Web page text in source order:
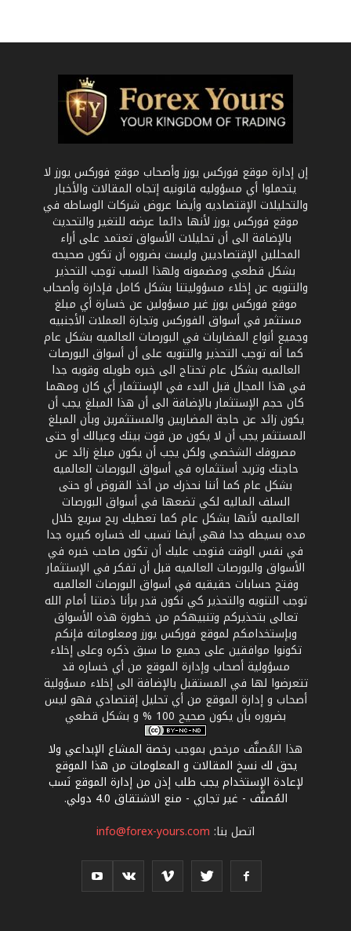
إن إدارة موقع فوركس يورز وأصحاب موقع فوركس يورز لا
يتحملوا أي مسؤوليه قانونيه إتجاه المقالات والأخبار
والتحليلات الإقتصاديه وأيضا عروض شركات الوساطه في
موقع فوركس يورز لأنها دائما عرضه للتغير والتحديث
بالإضافة الى أن تحليلات الأسواق تعتمد على أراء
المحللين الإقتصاديين وليست بضروره أن تكون صحيحه
بشكل قطعي ومضمونه ولهذا السبب توجب التحذير
والتنويه عن إخلاء مسؤوليتنا بشكل كامل فإدارة وأصحاب
موقع فوركس يورز غير مسؤولين عن خسارة أي مبلغ
مستثمر في أسواق الفوركس وتجارة العملات الأجنبيه
وجميع أنواع المضاربات في البورصات العالميه بشكل عام
كما أنه توجب التحذير والتنويه على أن أسواق البورصات
العالميه بشكل عام تحتاج الى خبره طويله وقويه جدا
في هذا المجال قبل البدء في الإستثمار أي كان ومهما
كان حجم الإستثمار بالإضافة الى أن هذا المبلغ يجب أن
يكون زائد عن حاجة المضاربين والمستثمرين وبأن المبلغ
المستثمر يجب أن لا يكون من قوت بيتك وعيالك أو حتى
مصروفك الشخصي ولكن يجب أن يكون مبلغ زائد عن
حاجتك وتريد أستثماره في أسواق البورصات العالميه
بشكل عام كما أننا نحذرك من أخذ القروض أو حتى
السلف الماليه لكي تضعها في أسواق البورصات
العالميه لأنها بشكل عام كما تعطيك ربح سريع خلال
مده بسيطه جدا فهي أيضا تسبب لك خساره كبيره جدا
في نفس الوقت فتوجب عليك أن تكون صاحب خبره في
الأسواق والبورصات العالميه قبل أن تفكر في الإستثمار
وفتح حسابات حقيقيه في أسواق البورصات العالميه
توجب التنويه والتحذير كي نكون قدر برأنا ذمتنا أمام الله
تعالى بتحذيركم وتنبيهكم من خطورة هذه الأسواق
وبإستخدامكم لموقع فوركس يورز ومعلوماته فإنكم
تكونوا موافقين على جميع ما سبق ذكره وعلى إخلاء
مسؤولية أصحاب وإدارة الموقع من أي خساره قد
تتعرضوا لها في المستقبل بالإضافة الى إخلاء مسؤولية
أصحاب و إدارة الموقع من أي تحليل إقتصادي فهو ليس
بضروره بأن يكون صحيح 100 % و بشكل قطعي
هذا المُصنَّف مرخص بموجب رخصة المشاع الإبداعي ولا
يحق لك نسخ المقالات و المعلومات من هذا الموقع
لإعادة الإستخدام يجب طلب إذن من إدارة الموقع نَسب
المُصنَّف - غير تجاري - منع الاشتقاق 4.0 دولي
.
اتصل بنا: info@forex-yours.com